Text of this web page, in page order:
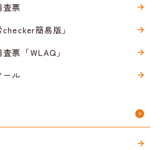
査票
簡易版」
票「WLAQ」
ール